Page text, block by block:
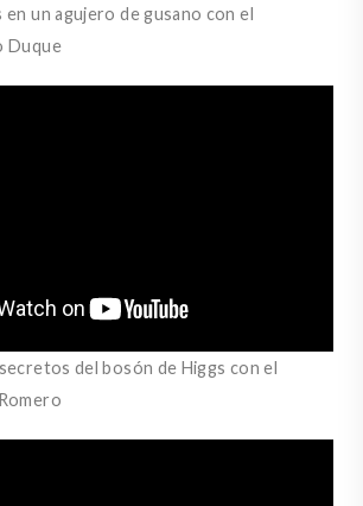
un agujero de gusano con el
Duque
del bosón de Higgs con el